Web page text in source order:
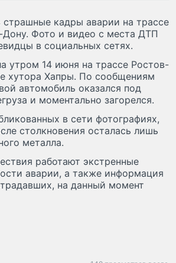
страшные кадры аварии на трассе
Фото и видео с места ДТП
в социальных сетях.
утром 14 июня на трассе Ростов-
хутора Хапры. По сообщениям
автомобиль оказался под
и моментально загорелся.
в сети фотографиях,
столкновения осталась лишь
металла.
работают экстренные
аварии, а также информация
на данный момент